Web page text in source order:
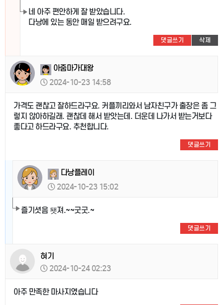
네 아주 편안하게 잘 받았습니다.
다낭에 있는 동안 매일 받으려구요.
댓글쓰기 삭제
아줌마가대왕
2024-10-23 14:58
가격도 괜찮고 잘하드라구요. 커플끼리와서 남자친구가 출장은 좀 그
렇지 않아하길래. 괜찮데 해서 받앗는데. 더운데 나가서 받는거보다
좋다고 하드라구요. 추천합니다.
댓글쓰기
다낭플레이
2024-10-23 15:02
즐기셧음 됏져.~~굿굿.~
댓글쓰기
혀기
2024-10-24 02:23
아주 만족한 마사지였습니다